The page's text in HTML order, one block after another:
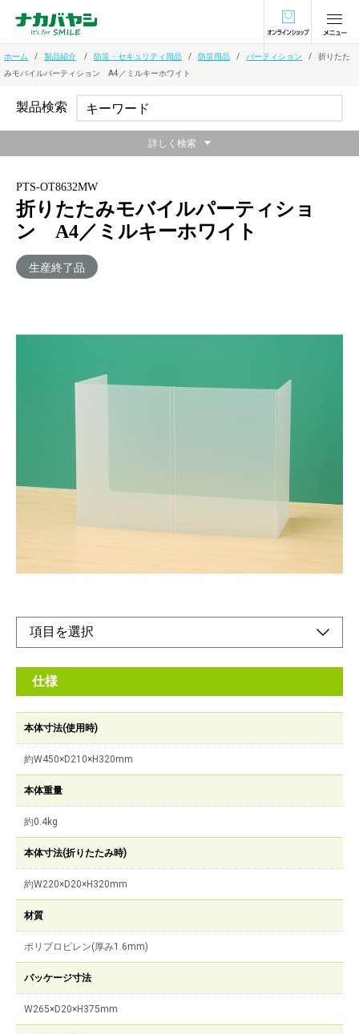
オンラインショ
ホーム 製品紹介 防災・セキュリティ用品 防災用品 パーティション
折りたた
みモバイルパーティション A4／ミルキーホワイト
PTS-OT8632MW
折りたたみモバイルパーティショ
ン A4／ミルキーホワイト
生産終了品
¥1,030+ 税
仕様
本体寸法(使用時)
約W450×D210×H320mm
本体重量
約0.4kg
本体寸法(折りたたみ時)
約W220×D20×H320mm
材質
ポリプロピレン(厚み1.6mm)
パッケージ寸法
W265×D20×H375mm
製品検索
詳しく検索